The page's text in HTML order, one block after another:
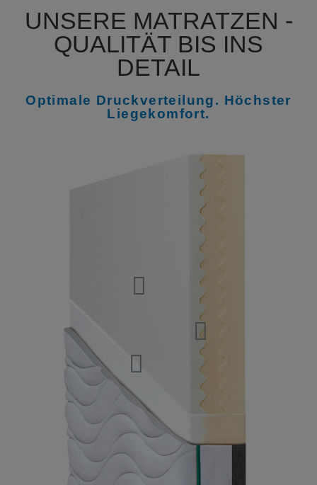
UNSERE MATRATZEN -
QUALITÄT BIS INS
DETAIL
Optimale Druckverteilung. Höchster
Liegekomfort.